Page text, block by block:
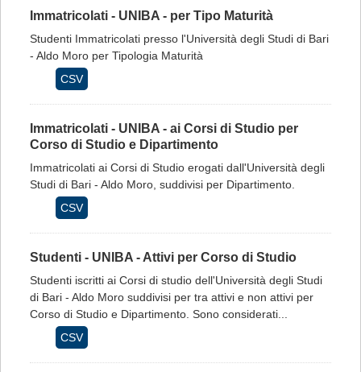
Immatricolati - UNIBA - per Tipo Maturità
Studenti Immatricolati presso l'Università degli Studi di Bari
- Aldo Moro per Tipologia Maturità
CSV
Immatricolati - UNIBA - ai Corsi di Studio per
Corso di Studio e Dipartimento
Immatricolati ai Corsi di Studio erogati dall'Università degli
Studi di Bari - Aldo Moro, suddivisi per Dipartimento.
CSV
Studenti - UNIBA - Attivi per Corso di Studio
Studenti iscritti ai Corsi di studio dell'Università degli Studi
di Bari - Aldo Moro suddivisi per tra attivi e non attivi per
Corso di Studio e Dipartimento. Sono considerati...
CSV